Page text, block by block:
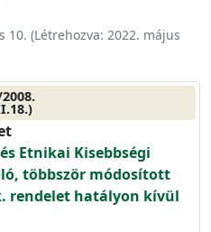
10. (Létrehozva: 2022. május
Etnikai Kisebbségi
többször módosított
rendelet hatályon kívül